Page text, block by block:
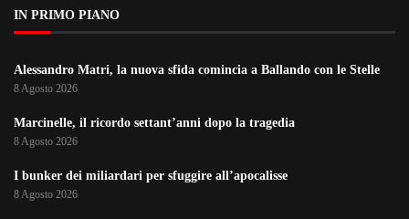
IN PRIMO PIANO
Alessandro Matri, la nuova sfida comincia a Ballando con le Stelle
8 Agosto 2026
Marcinelle, il ricordo settant’anni dopo la tragedia
8 Agosto 2026
I bunker dei miliardari per sfuggire all’apocalisse
8 Agosto 2026